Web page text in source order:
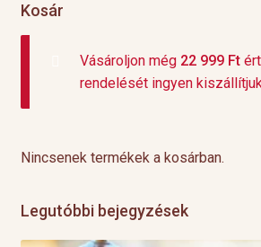
Kosár
Vásároljon még 22 999 Ft
rendelését ingyen
Nincsenek termékek a kosárban.
Legutóbbi bejegyzések